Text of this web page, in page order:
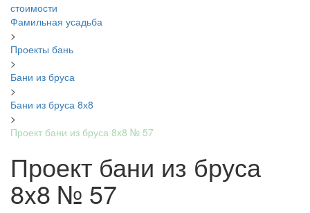
стоимости
Фамильная усадьба
>
Проекты бань
>
Бани из бруса
>
Бани из бруса 8х8
>
Проект бани из бруса 8x8 № 57
Проект бани из бруса
8x8 № 57